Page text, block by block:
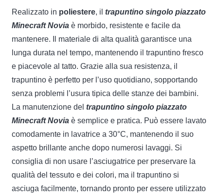
Realizzato in poliestere, il trapuntino singolo piazzato
Minecraft Novia è morbido, resistente e facile da
mantenere. Il materiale di alta qualità garantisce una
lunga durata nel tempo, mantenendo il trapuntino fresco
e piacevole al tatto. Grazie alla sua resistenza, il
trapuntino è perfetto per l’uso quotidiano, sopportando
senza problemi l’usura tipica delle stanze dei bambini.
La manutenzione del trapuntino singolo piazzato
Minecraft Novia è semplice e pratica. Può essere lavato
comodamente in lavatrice a 30°C, mantenendo il suo
aspetto brillante anche dopo numerosi lavaggi. Si
consiglia di non usare l’asciugatrice per preservare la
qualità del tessuto e dei colori, ma il trapuntino si
asciuga facilmente, tornando pronto per essere utilizzato